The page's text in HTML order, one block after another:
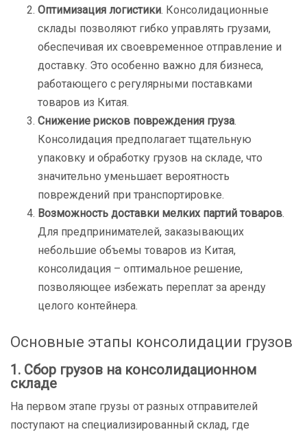
Оптимизация логистики. Консолидационные
склады позволяют гибко управлять грузами,
обеспечивая их своевременное отправление и
доставку. Это особенно важно для бизнеса,
работающего с регулярными поставками
товаров из Китая.
Снижение рисков повреждения груза.
Консолидация предполагает тщательную
упаковку и обработку грузов на складе, что
значительно уменьшает вероятность
повреждений при транспортировке.
Возможность доставки мелких партий товаров.
Для предпринимателей, заказывающих
небольшие объемы товаров из Китая,
консолидация – оптимальное решение,
позволяющее избежать переплат за аренду
целого контейнера.
Основные этапы консолидации грузов
1. Сбор грузов на консолидационном
складе
На первом этапе грузы от разных отправителей
поступают на специализированный склад, где